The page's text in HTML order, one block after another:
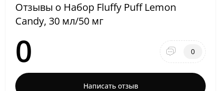
Отзывы о Набор Fluffy Puff Lemon
Candy, 30 мл/50 мг
0 0
Написать отзыв